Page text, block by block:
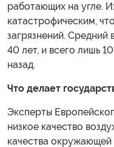
работающих на угле.
катастрофическим,
загрязнений. Средний
40 лет, и всего лишь
назад.
Что делает
Эксперты
низкое качество
качества окружающей